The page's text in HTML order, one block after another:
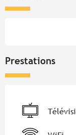
Prestations